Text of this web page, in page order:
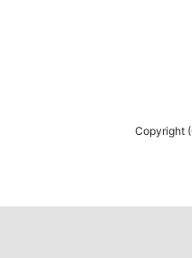
Copyright